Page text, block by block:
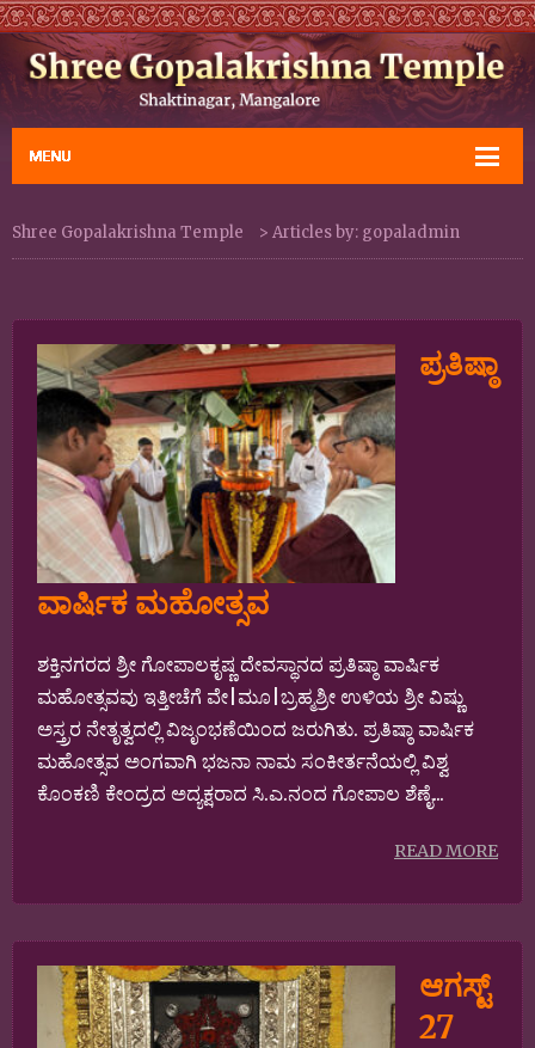
Shree Gopalakrishna Temple > Articles by: gopaladmin
ಪ್ರತಿಷ್ಠಾ
ವಾರ್ಷಿಕ ಮಹೋತ್ಸವ
ಶಕ್ತಿನಗರದ ಶ್ರೀ ಗೋಪಾಲಕೃಷ್ಣ ದೇವಸ್ಥಾನದ ಪ್ರತಿಷ್ಠಾ ವಾರ್ಷಿಕ
ಮಹೋತ್ಸವವು ಇತ್ತೀಚೆಗೆ ವೇ|ಮೂ|ಬ್ರಹ್ಮಶ್ರೀ ಉಳಿಯ ಶ್ರೀ ವಿಷ್ಣು
ಅಸ್ತ್ರರ ನೇತೃತ್ವದಲ್ಲಿ ವಿಜೃಂಭಣೆಯಿಂದ ಜರುಗಿತು. ಪ್ರತಿಷ್ಠಾ ವಾರ್ಷಿಕ
ಮಹೋತ್ಸವ ಅಂಗವಾಗಿ ಭಜನಾ ನಾಮ ಸಂಕೀರ್ತನೆಯಲ್ಲಿ ವಿಶ್ವ
ಕೊಂಕಣಿ ಕೇಂದ್ರದ ಅದ್ಯಕ್ಷರಾದ ಸಿ.ಎ.ನಂದ ಗೋಪಾಲ ಶೆಣೈ...
READ MORE
ಆಗಸ್ಟ್‌
27